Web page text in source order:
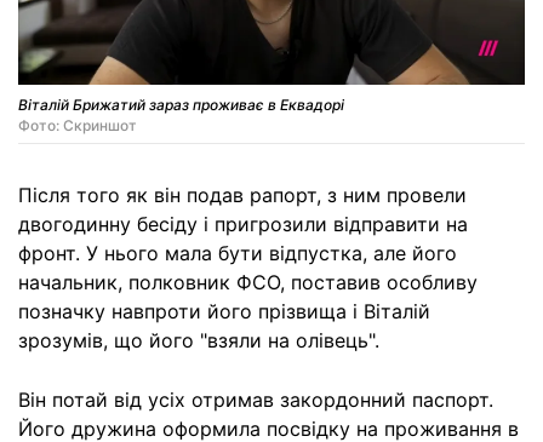
Віталій Брижатий зараз проживає в Еквадорі
Фото: Скриншот
Після того як він подав рапорт, з ним провели
двогодинну бесіду і пригрозили відправити на
фронт. У нього мала бути відпустка, але його
начальник, полковник ФСО, поставив особливу
позначку навпроти його прізвища і Віталій
зрозумів, що його "взяли на олівець".
Він потай від усіх отримав закордонний паспорт.
Його дружина оформила посвідку на проживання в